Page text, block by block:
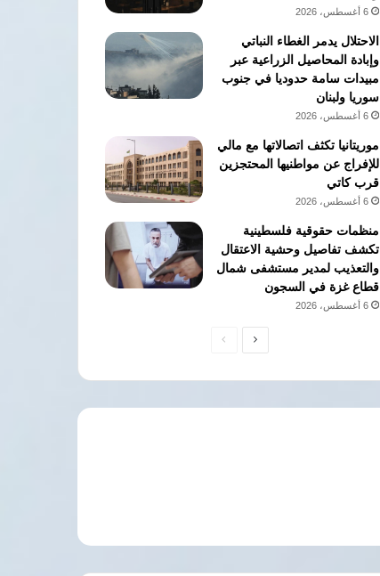
6 أغسطس، 2026
الاحتلال يدمر الغطاء النباتي
وإبادة المحاصيل الزراعية عبر
مبيدات سامة حدوديا في جنوب
سوريا ولبنان
6 أغسطس، 2026
موريتانيا تكثف اتصالاتها مع مالي
للإفراج عن مواطنيها المحتجزين
قرب كاتي
6 أغسطس، 2026
منظمات حقوقية فلسطينية
تكشف تفاصيل وحشية الاعتقال
والتعذيب لمدير مستشفى شمال
قطاع غزة في السجون
6 أغسطس، 2026
الصفحةالصفحة